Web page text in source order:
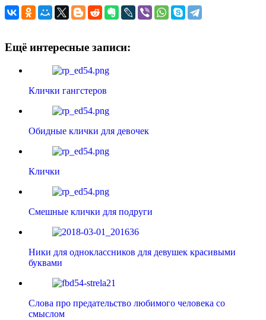
Ещё интересные записи:
Клички гангстеров
Обидные клички для девочек
Клички
Смешные клички для подруги
Ники для одноклассников для девушек красивыми
буквами
Слова про предательство любимого человека со
смыслом